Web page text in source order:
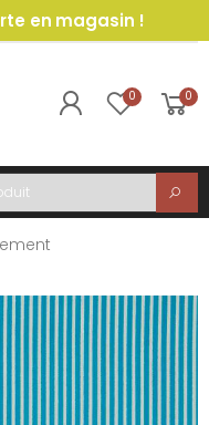
en magasin !
0 0